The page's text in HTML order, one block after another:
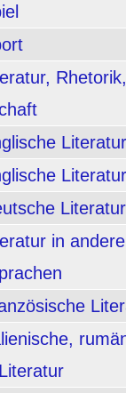
Rhetorik,
Literatur
Literatur
in